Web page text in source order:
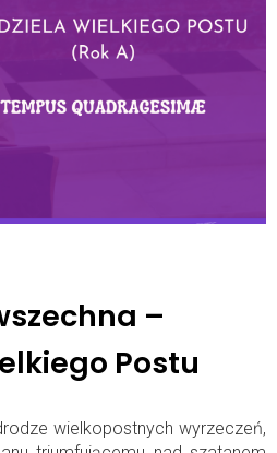
–
Postu
wielkopostnych wyrzeczeń,